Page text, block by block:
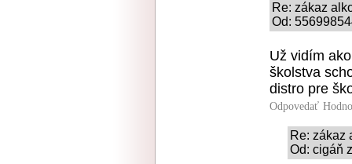
Re: zákaz
Od:
Už vidím
školstva
distro pre
Odpovedať
Re: zákaz
Od: cigáň